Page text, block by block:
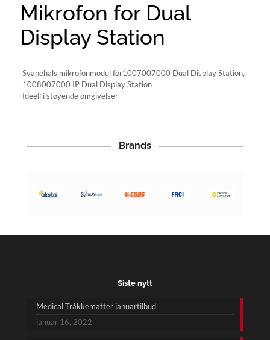
Mikrofon for Dual
Display Station
Svanehals mikrofonmodul for1007007000 Dual Display Station,
1008007000 IP Dual Display Station
Ideell i støyende omgivelser
Brands
Siste nytt
Medical Tråkkematter januartilbud
januar 16, 2022